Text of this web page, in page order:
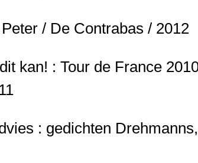
/ De Contrabas / 2012
kan! : Tour de France
: gedichten